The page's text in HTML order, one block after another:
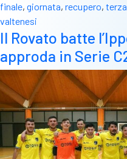
finale, giornata, recupero,
valtenesi
Il Rovato batte
approda in Serie